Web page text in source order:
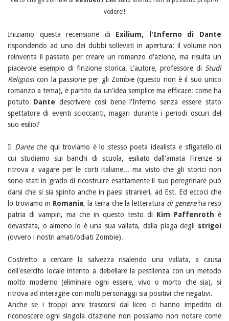
vedere!!
Iniziamo questa recensione di Exilium, l'Inferno di Dante
rispondendo ad uno dei dubbi sollevati in apertura: il volume non
reinventa il passato per creare un romanzo d'azione, ma risulta un
piacevole esempio di finzione storica. L'autore, professore di Studi
Religiosicon la passione per gli Zombie (questo non è il suo unico
romanzo a tema), è partito da un'idea semplice ma efficace: come ha
potuto Dante descrivere così bene l'Inferno senza essere stato
spettatore di eventi scioccanti, magari durante i periodi oscuri del
suo esilio?
Il Danteche qui troviamo è lo stesso poeta idealista e sfigatello di
cui studiamo sui banchi di scuola, esiliato dall'amata Firenze si
ritrova a vagare per le corti italiane... ma visto che gli storici non
sono stati in grado di ricostruire esattamente il suo peregrinare può
darsi che si sia spinto anche in paesi stranieri, ad Est. Ed eccoci che
lo troviamo in Romania, la terra che la letteratura di genereha reso
patria di vampiri, ma che in questo testo di Kim Paffenroth è
devastata, o almeno lo è una sua vallata, dalla piaga degli strigoi
(ovvero i nostri amati/odiati Zombie).
Costretto a cercare la salvezza risalendo una vallata, a causa
dell'esercito locale intento a debellare la pestilenza con un metodo
molto moderno (eliminare ogni essere, vivo o morto che sia), si
ritrova ad interagire con molti personaggi sia positivi che negativi.
Anche se i troppi anni trascorsi dal liceo ci hanno impedito di
riconoscere ogni singola citazione non possiamo non notare come